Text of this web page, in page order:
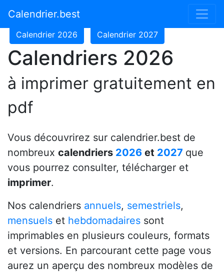
Calendrier.best
Calendrier 2024
Calendrier 2026 Calendrier 2027
Calendriers 2026
à imprimer gratuitement en
pdf
Vous découvrirez sur calendrier.best de
nombreux calendriers 2026 et 2027 que
vous pourrez consulter, télécharger et
imprimer.
Nos calendriers annuels, semestriels,
mensuels et hebdomadaires sont
imprimables en plusieurs couleurs, formats
et versions. En parcourant cette page vous
aurez un aperçu des nombreux modèles de